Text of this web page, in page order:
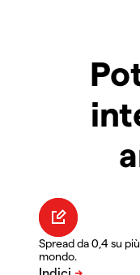
Spread da 0,4 su
mondo.